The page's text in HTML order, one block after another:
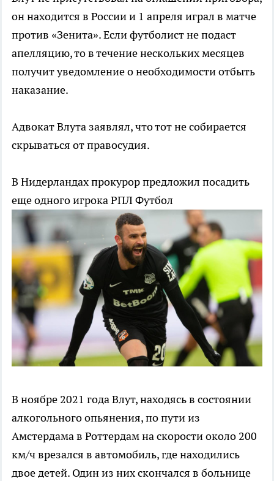
он находится в России и 1 апреля играл в матче
против «Зенита». Если футболист не подаст
апелляцию, то в течение нескольких месяцев
получит уведомление о необходимости отбыть
наказание.
Адвокат Влута заявлял, что тот не собирается
скрываться от правосудия.
В Нидерландах прокурор предложил посадить
еще одного игрока РПЛФутбол
В ноябре 2021 года Влут, находясь в состоянии
алкогольного опьянения, по пути из
Амстердама в Роттердам на скорости около 200
км/ч врезался в автомобиль, где находились
двое детей. Один из них скончался в больнице